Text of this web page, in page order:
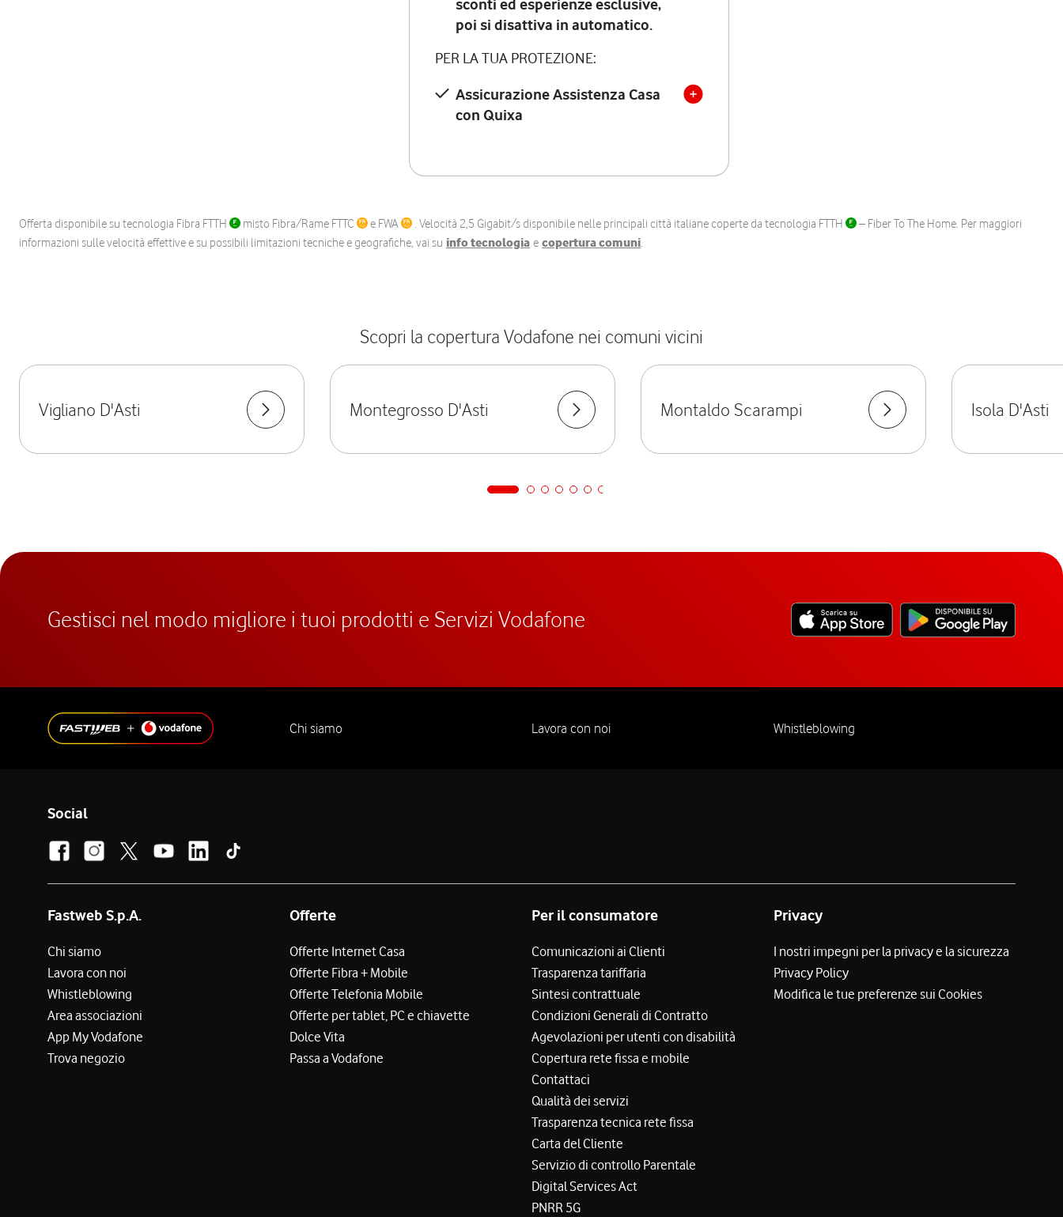
sconti ed esperienze esclusive,
poi si disattiva in automatico.
PER LA TUA PROTEZIONE:
Assicurazione Assistenza Casa
con Quixa
Offerta disponibile su tecnologia Fibra FTTH misto Fibra/Rame FTTC e FWA . Velocità 2,5 Gigabit/s disponibile nelle principali città italiane coperte da tecnologia FTTH
– Fiber To The Home. Per maggiori
informazioni sulle velocità effettive e su possibili limitazioni tecniche e geografiche, vai su info tecnologia e copertura comuni.
Scopri la copertura Vodafone nei comuni vicini
Vigliano D'Asti Montegrosso D'Asti Montaldo Scarampi Isola D'Asti
Gestisci nel modo migliore i tuoi prodotti e Servizi Vodafone
Chi siamo Lavora con noi Whistleblowing
Social
Fastweb S.p.A.
Chi siamo
Lavora con noi
Whistleblowing
Area associazioni
App My Vodafone
Trova negozio
Offerte
Offerte Internet Casa
Offerte Fibra + Mobile
Offerte Telefonia Mobile
Offerte per tablet, PC e chiavette
Dolce Vita
Passa a Vodafone
Per il consumatore
Comunicazioni ai Clienti
Trasparenza tariffaria
Sintesi contrattuale
Condizioni Generali di Contratto
Agevolazioni per utenti con disabilità
Copertura rete fissa e mobile
Contattaci
Qualità dei servizi
Trasparenza tecnica rete fissa
Carta del Cliente
Servizio di controllo Parentale
Digital Services Act
PNRR 5G
Privacy
I nostri impegni per la privacy e la sicurezza
Privacy Policy
Modifica le tue preferenze sui Cookies